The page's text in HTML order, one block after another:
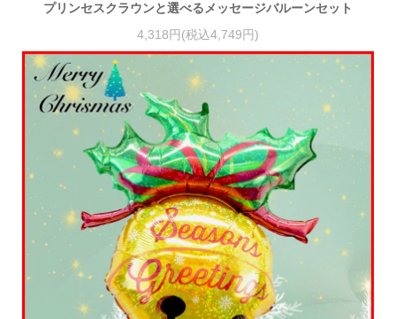
プリンセスクラウンと選べるメッセージバルーンセット
4,318円(税込4,749円)